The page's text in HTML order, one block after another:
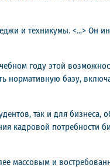
и техникумы. <...> Он
году этой
нормативную базу,
так и для бизнеса,
кадровой потребности
массовым и